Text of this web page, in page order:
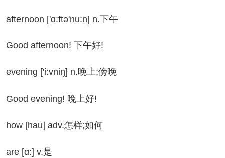
['ɑ:ftə'nu:n] n.下午
afternoon! 下午好!
['i:vniŋ] n.晚上;傍晚
evening! 晚上好!
[hau] adv.怎样;如何
[ɑ:] v.是